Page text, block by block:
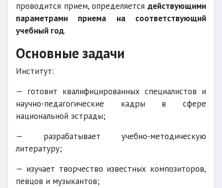
проводится прием, определяется действующими
параметрами приема на соответствующий
учебный год.
Основные задачи
Институт:
— готовит квалифицированных специалистов и
научно-педагогические кадры в сфере
национальной эстрады;
— разрабатывает учебно-методическую
литературу;
— изучает творчество известных композиторов,
певцов и музыкантов;